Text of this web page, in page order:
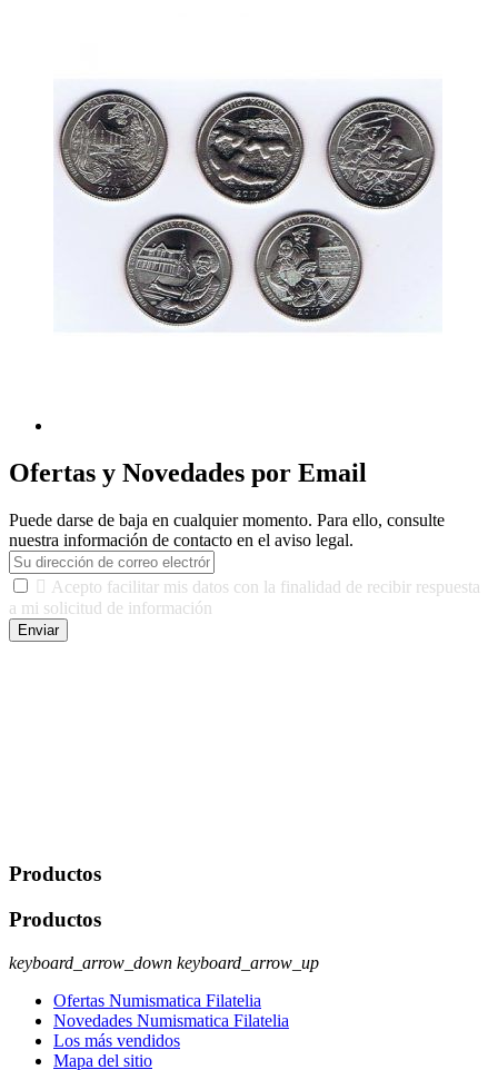
Ofertas y Novedades por Email
Puede darse de baja en cualquier momento. Para ello, consulte
nuestra información de contacto en el aviso legal.
 Acepto facilitar mis datos con la finalidad de recibir respuesta
a mi solicitud de información
Enviar
Productos
Productos
keyboard_arrow_down keyboard_arrow_up
Ofertas Numismatica Filatelia
Novedades Numismatica Filatelia
Los más vendidos
Mapa del sitio